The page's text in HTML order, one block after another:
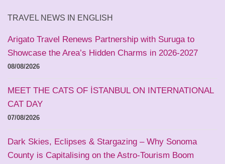
TRAVEL NEWS IN ENGLISH
Arigato Travel Renews Partnership with Suruga to
Showcase the Area’s Hidden Charms in 2026-2027
08/08/2026
MEET THE CATS OF İSTANBUL ON INTERNATIONAL
CAT DAY
07/08/2026
Dark Skies, Eclipses & Stargazing – Why Sonoma
County is Capitalising on the Astro-Tourism Boom